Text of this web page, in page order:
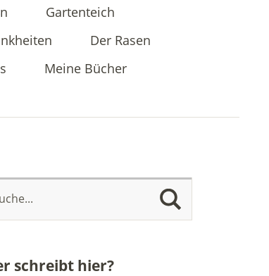
Gartenteich
Der Rasen
Meine Bücher
schreibt hier?